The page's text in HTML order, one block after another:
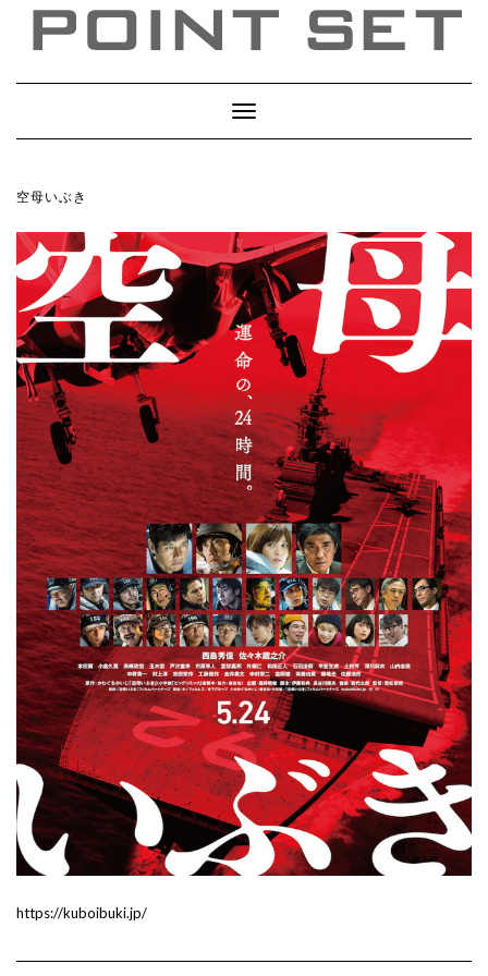
Toggle
Navigation
空母いぶき
https://kuboibuki.jp/